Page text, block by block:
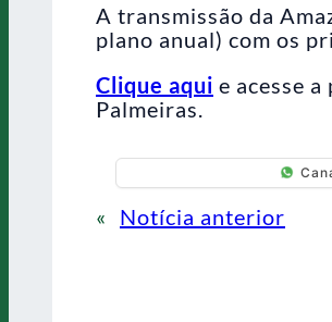
A transmissão da
plano anual) com os
Clique aqui e acesse
Palmeiras.
« Notícia anterior